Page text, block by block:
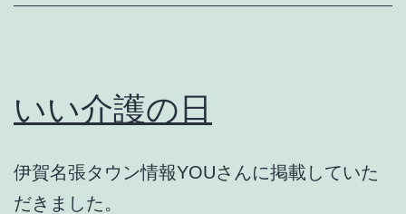
いい介護の日
伊賀名張タウン情報YOUさんに掲載していた
だきました。